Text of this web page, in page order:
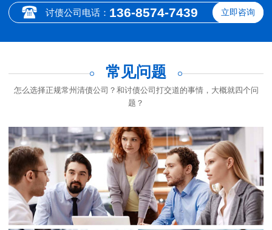
讨债公司电话： 136-8574-7439 立即咨询
常见问题
怎么选择正规常州清债公司？和讨债公司打交道的事情，大概就四个问
题？